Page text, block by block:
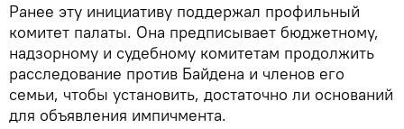
Ранее эту инициативу поддержал профильный
комитет палаты. Она предписывает бюджетному,
надзорному и судебному комитетам продолжить
расследование против Байдена и членов его
семьи, чтобы установить, достаточно ли оснований
для объявления импичмента.